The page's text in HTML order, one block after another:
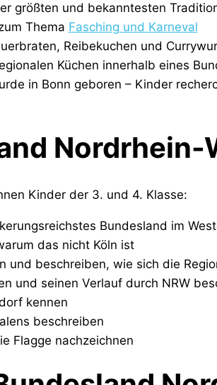
größten und bekanntesten
Thema Fasching und Karneval
Reibekuchen und
Küchen innerhalb eines
in Bonn geboren – Kinder
Nordrhein-
Kinder der 3. und 4. Klasse:
Bundesland im
das nicht Köln ist
und beschreiben, wie sich die
und seinen Verlauf durch NRW
kennen
beschreiben
Flagge nachzeichnen